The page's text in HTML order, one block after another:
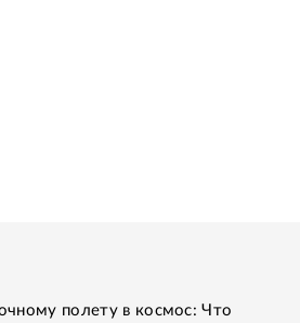
полету в космос: Что